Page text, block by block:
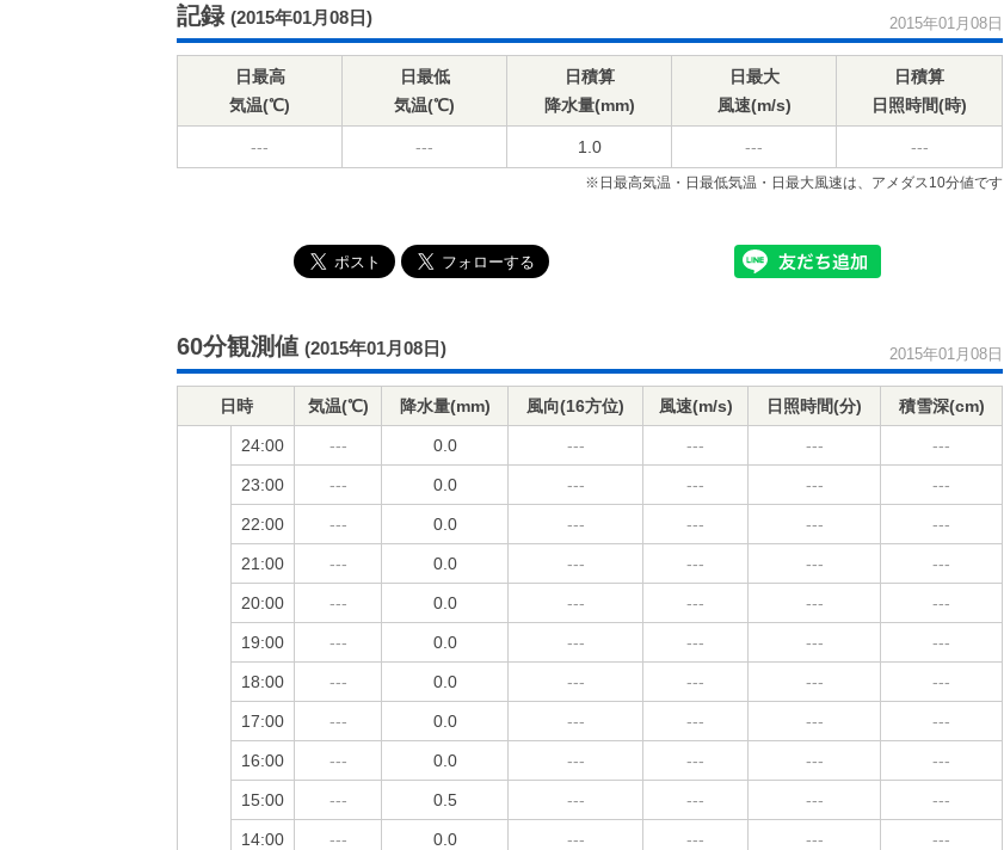
記録 (2015年01月08日) 2015年01月08日
日最高
気温(℃)
日最低
気温(℃)
日積算
降水量(mm)
日最大
風速(m/s)
日積算
日照時間(時)
--- --- 1.0 --- ---
※日最高気温・日最低気温・日最大風速は、アメダス10分値です
60分観測値 (2015年01月08日) 2015年01月08日
日時 気温(℃) 降水量(mm) 風向(16方位) 風速(m/s) 日照時間(分) 積雪深(cm)
24:00 --- 0.0 --- --- --- ---
23:00 --- 0.0 --- --- --- ---
22:00 --- 0.0 --- --- --- ---
21:00 --- 0.0 --- --- --- ---
20:00 --- 0.0 --- --- --- ---
19:00 --- 0.0 --- --- --- ---
18:00 --- 0.0 --- --- --- ---
17:00 --- 0.0 --- --- --- ---
16:00 --- 0.0 --- --- --- ---
15:00 --- 0.5 --- --- --- ---
14:00 --- 0.0 --- --- --- ---